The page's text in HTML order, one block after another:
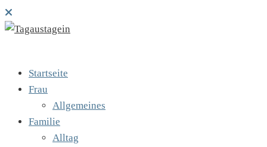
Startseite
Frau
Allgemeines
Familie
Alltag